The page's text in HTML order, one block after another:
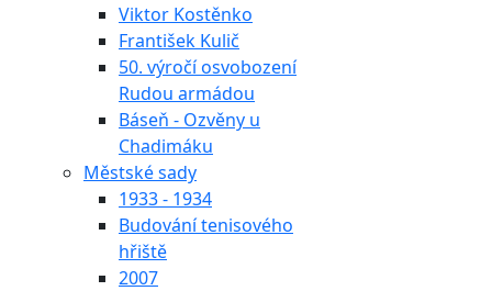
Viktor Kostěnko
František Kulič
50. výročí osvobození
Rudou armádou
Báseň - Ozvěny u
Chadimáku
Městské sady
1933 - 1934
Budování tenisového
hřiště
2007